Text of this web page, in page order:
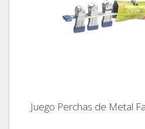
Juego Perchas de Metal